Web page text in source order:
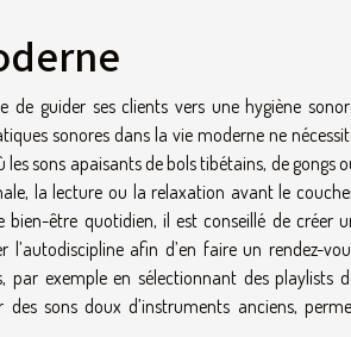
guider ses clients vers une hygiène
sonores dans la vie moderne ne
sons apaisants de bols tibétains, de gongs
la lecture ou la relaxation avant le
être quotidien, il est conseillé de créer
afin d’en faire un rendez-
par exemple en sélectionnant des playlists
sons doux d’instruments anciens,